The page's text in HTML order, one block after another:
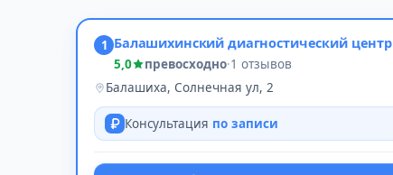
1 Балашихинский диагностический центр
5,0 превосходно·1 отзывов
Балашиха, Солнечная ул, 2
Консультация по записи